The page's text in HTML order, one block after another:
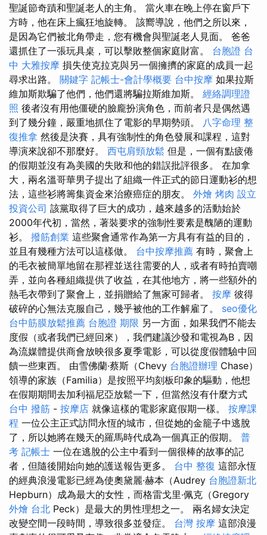
聖誕節奇蹟和聖誕老人​​的主角。 當火車在晚上停在窗戶下
方時，他在床上瘋狂地旋轉。 該嚮導說，他們之所以來，
是因為它們被北角帶走，您有機會與聖誕老人見面。 爸爸
還抓住了一張玩具桌，可以擊敗整個家庭財富。 台胞證 台
中 大雅按摩 損失使克拉克與另一個擁擠的家庭的成員一起
尋求出路。 關鍵字 記帳士-會計學概要 台中按摩 如果拉斯
維加斯欺騙了他們，他們還將騙拉斯維加斯。 經絡調理證
照 後者沒有用他僵硬的臉龐扮演角色，而前者只是偶然遇
到了幾分鐘，嚴重地抓住了電影的早期勢頭。 八字命理 整
復推拿 然後是決賽，具有強制性的角色發展和課程，這對
導演來說卻不那麼好。 西屯肩頸放鬆 但是，一個有點疲倦
的假期並沒有為美國的失敗和他的錯誤批評很多。 在加拿
大，兩名溫哥華男子提出了組織一件正式的節日運動衫的想
法，這些衫將籌集資金來治療癌症的朋友。 外燴 烤肉 設立
投資公司 該黨取得了巨大的成功，越來越多的活動始於
2000年代初，當然，著裝要求的強制性要素是醜陋的運動
衫。 撥筋創業 這些聚會通常作為第一方具有有益的目的，
並且有幾種方法可以這樣做。 台中按摩推薦 有時，聚會上
的毛衣被簡單地留在那裡並送往需要的人，或者有時拍賣嘲
弄，並向各種組織提供了收益，在其他地方，將一些額外的
熱毛衣帶到了聚會上，並捐贈給了無家可歸者。 按摩 彼得
破碎的心無法克服自己，幾乎被他的工作解雇了。 seo優化
台中筋膜放鬆推薦 台胞證 期限 另一方面，如果我們不能去
度假（或者我們已經回來），我們建議沙發和電視為B，因
為流媒體提供商會放映很多夏季電影，可以從度假體驗中回
饋一些東西。 由雪佛蘭·蔡斯（Chevy 台胞證辦理 Chase）
領導的家族（Familia）是按照平均刻板印象的驅動，他想
在假期期間去加利福尼亞放鬆一下，但當然沒有什麼方式
台中 撥筋 - 按摩店 就像這樣的電影家庭假期一樣。 按摩課
程 一位公主正式訪問永恆的城市，但從她的金籠子中逃脫
了，所以她將在幾天的羅馬時代成為一個真正的假期。 普
考 記帳士 一位在逃脫的公主中看到一個很棒的故事的記
者，但隨後開始向她的護送報告更多。 台中 整復 這部永恆
的經典浪漫電影已經為使奧黛麗·赫本（Audrey 台胞證新北
Hepburn）成為最大的女性，而格雷戈里·佩克（Gregory
外燴 台北 Peck）是最大的男性理想之一。 兩名婦女決定
改變空間一段時間，導致很多並發症。 台灣 按摩 這部浪漫